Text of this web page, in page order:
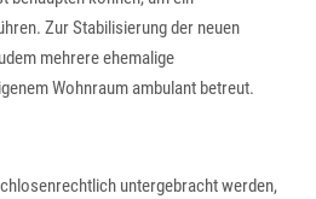
Zur Stabilisierung der neuen
mehrere ehemalige
Wohnraum ambulant betreut.
untergebracht werden,